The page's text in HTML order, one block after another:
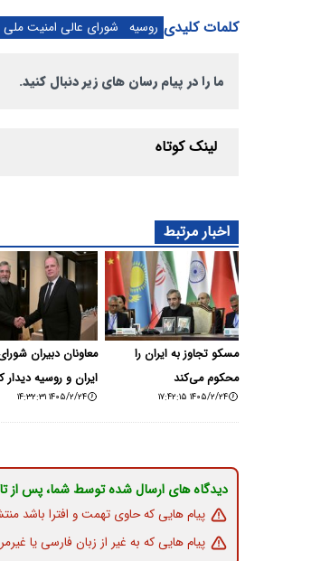
کلمات کلیدی روسیه شورای عالی امنیت ملی
ما را در پیام رسان های زیر دنبال کنید.
لینک کوتاه
اخبار مرتبط
مسکو تجاوز به ایران را
محکوم می‌کند
۱۴۰۵/۲/۲۴ ۱۷:۴۲:۱۵
معاونان دبیران
ایران و روسیه دیدار
۱۴۰۵/۲/۲۴ ۱۴:۳۲:۳۱
دیدگاه های ارسال شده توسط شما، پس از
پیام هایی که حاوی تهمت و افترا باشد
پیام هایی که به غیر از زبان فارسی یا